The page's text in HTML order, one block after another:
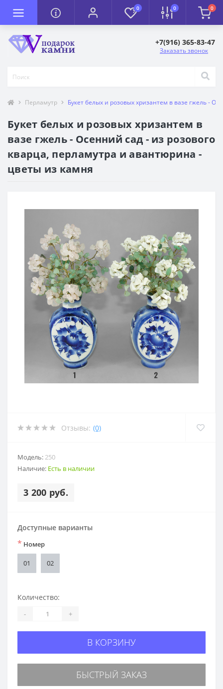
0 0 0
+7(916) 365-83-47
Заказать звонок
Перламутр Букет белых и розовых хризантем в вазе гжель -
Букет белых и розовых хризантем в
вазе гжель - Осенний сад - из розового
кварца, перламутра и авантюрина -
цветы из камня
Отзывы: (0)
Модель:250
Наличие: Есть в наличии
3 200 руб.
Доступные варианты
* Номер
01 02
Количество:
- +
В КОРЗИНУ
БЫСТРЫЙ ЗАКАЗ